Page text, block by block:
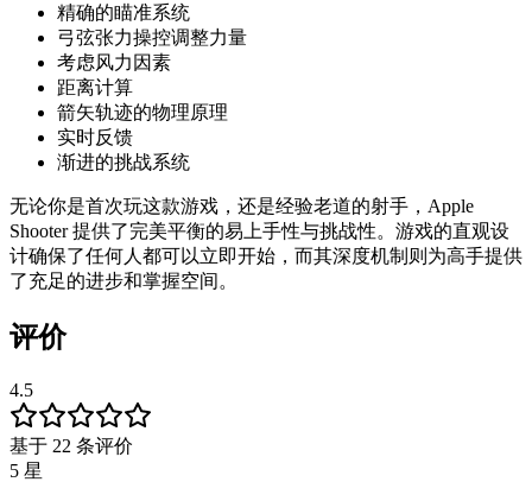
精确的瞄准系统
弓弦张力操控调整力量
考虑风力因素
距离计算
箭矢轨迹的物理原理
实时反馈
渐进的挑战系统
无论你是首次玩这款游戏，还是经验老道的射手，Apple
Shooter 提供了完美平衡的易上手性与挑战性。游戏的直观设
计确保了任何人都可以立即开始，而其深度机制则为高手提供
了充足的进步和掌握空间。
评价
4.5
基于 22 条评价
5 星